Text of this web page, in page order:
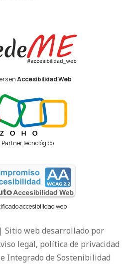
enAccesibilidad Web
Partner tecnológico
accesibilidad web
Sitio web desarrollado por
legal, política de privacidad
Integrado de Sostenibilidad